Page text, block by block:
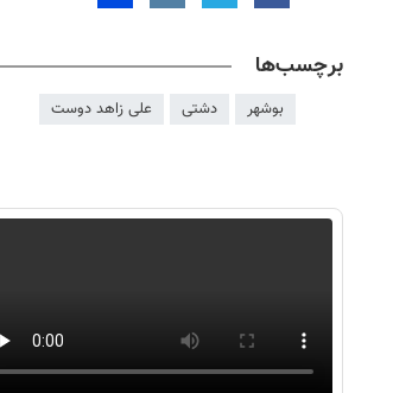
برچسب‌ها
بوشهر دشتی علی زاهد دوست